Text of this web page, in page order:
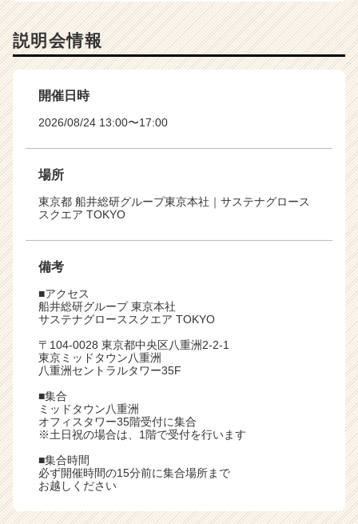
説明会情報
開催日時
2026/08/24 13:00〜17:00
場所
東京都 船井総研グループ東京本社｜サステナグロース
スクエア TOKYO
備考
■アクセス
船井総研グループ 東京本社
サステナグローススクエア TOKYO
〒104-0028 東京都中央区八重洲2-2-1
東京ミッドタウン八重洲
八重洲セントラルタワー35F
■集合
ミッドタウン八重洲
オフィスタワー35階受付に集合
※土日祝の場合は、1階で受付を行います
■集合時間
必ず開催時間の15分前に集合場所まで
お越しください